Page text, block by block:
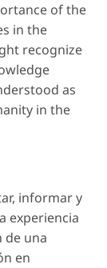
of the
in the
recognize
as
in the
informar y
experiencia
de una
en